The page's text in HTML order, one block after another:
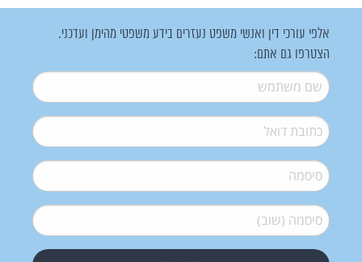
אלפי עורכי דין ואנשי משפט נעזרים בידע משפטי מהימן ועדכני.
הצטרפו גם אתם:
שם משתמש*
דואל*
סיסמה*
סיסמה (שוב)*